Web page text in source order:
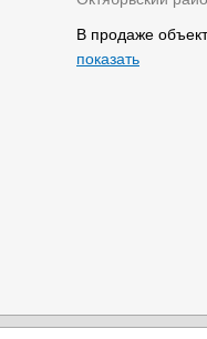
В продаже
показать